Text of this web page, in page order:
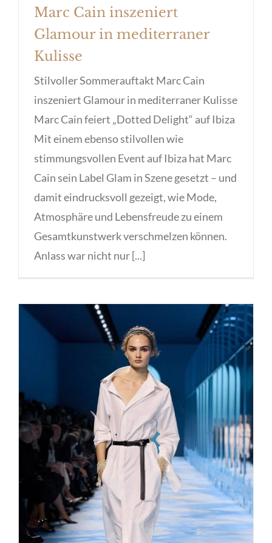
Marc Cain inszeniert
Glamour in mediterraner
Kulisse
Stilvoller Sommerauftakt Marc Cain
inszeniert Glamour in mediterraner Kulisse
Marc Cain feiert „Dotted Delight“ auf Ibiza
Mit einem ebenso stilvollen wie
stimmungsvollen Event auf Ibiza hat Marc
Cain sein Label Glam in Szene gesetzt – und
damit eindrucksvoll gezeigt, wie Mode,
Atmosphäre und Lebensfreude zu einem
Gesamtkunstwerk verschmelzen können.
Anlass war nicht nur [...]
Zwischen Kraft und Couture: Dior
Frühjahr/Sommer 2025